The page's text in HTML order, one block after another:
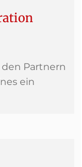
den Partnern
ein